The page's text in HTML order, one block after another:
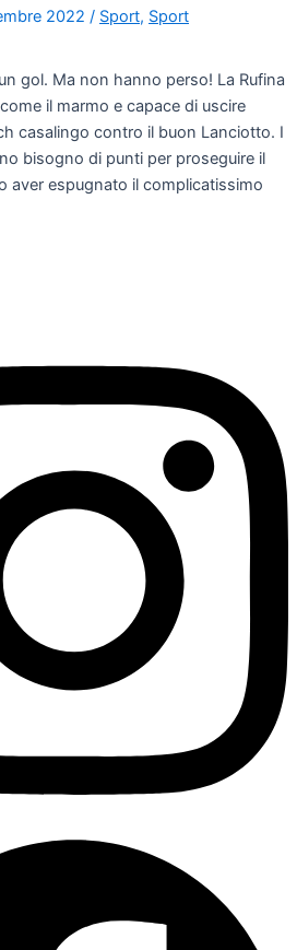
2022 / Sport, Sport
gol. Ma non hanno perso! La Rufina
il marmo e capace di uscire
casalingo contro il buon Lanciotto. I
bisogno di punti per proseguire il
aver espugnato il complicatissimo